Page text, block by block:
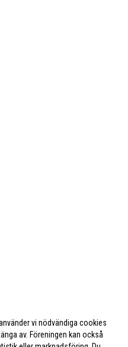
vi nödvändiga cookies
av. Föreningen kan också